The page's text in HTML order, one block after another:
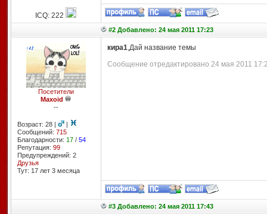
ICQ: 222
#2 Добавлено: 24 мая 2011 17:23
Посетители
Maxoid
--
Возраст: 28 |
|
Сообщений: 715
Благодарности: 17/ 54
Репутация: 99
Предупреждений: 2
Друзья
Тут: 17 лет 3 месяцa
кира1,Дай название темы
Сообщение отредактировано 24 мая 2011
#3 Добавлено: 24 мая 2011 17:43